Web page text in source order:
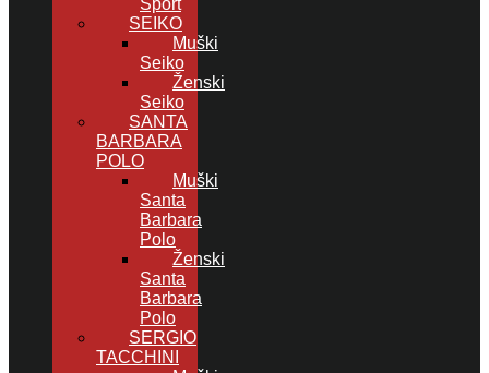
Sport
SEIKO
Muški
Seiko
Ženski
Seiko
SANTA
BARBARA
POLO
Muški
Santa
Barbara
Polo
Ženski
Santa
Barbara
Polo
SERGIO
TACCHINI